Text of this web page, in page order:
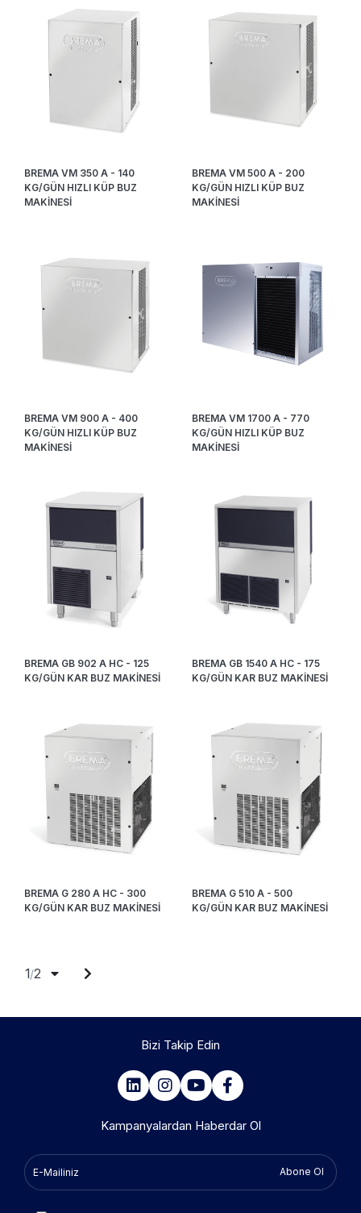
BREMA VM 350 A - 140
KG/GÜN HIZLI KÜP BUZ
MAKİNESİ
BREMA VM 500 A - 200
KG/GÜN HIZLI KÜP BUZ
MAKİNESİ
BREMA VM 900 A - 400
KG/GÜN HIZLI KÜP BUZ
MAKİNESİ
BREMA VM 1700 A - 770
KG/GÜN HIZLI KÜP BUZ
MAKİNESİ
BREMA GB 902 A HC - 125
KG/GÜN KAR BUZ MAKİNESİ
BREMA GB 1540 A HC - 175
KG/GÜN KAR BUZ MAKİNESİ
BREMA G 280 A HC - 300
KG/GÜN KAR BUZ MAKİNESİ
BREMA G 510 A - 500
KG/GÜN KAR BUZ MAKİNESİ
1/2
Bizi Takip Edin
Kampanyalardan Haberdar Ol
Abone Ol